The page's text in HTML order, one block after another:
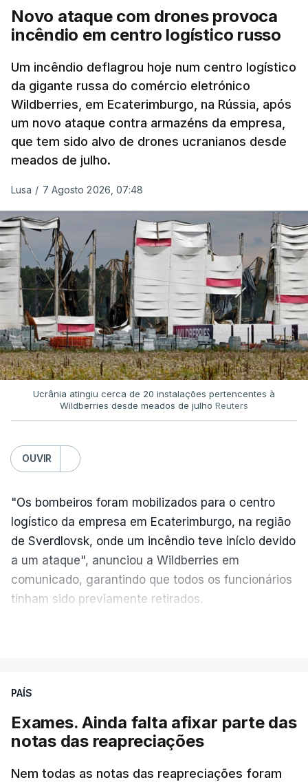
Novo ataque com drones provoca
incêndio em centro logístico russo
Um incêndio deflagrou hoje num centro logístico
da gigante russa do comércio eletrónico
Wildberries, em Ecaterimburgo, na Rússia, após
um novo ataque contra armazéns da empresa,
que tem sido alvo de drones ucranianos desde
meados de julho.
Lusa / 7 Agosto 2026, 07:48
Ucrânia atingiu cerca de 20 instalações pertencentes à
Wildberries desde meados de julho Reuters
OUVIR
"Os bombeiros foram mobilizados para o centro
logístico da empresa em Ecaterimburgo, na região
de Sverdlovsk, onde um incêndio teve início devido
a um ataque", anunciou a Wildberries em
comunicado, garantindo que todos os funcionários
tinham sido previamente retirados.
20 instalações pertencentes à Wildberries --- uma
plataforma de comércio online muito popular,
PAÍS
Exames. Ainda falta afixar parte das
notas das reapreciações
Nem todas as notas das reapreciações foram